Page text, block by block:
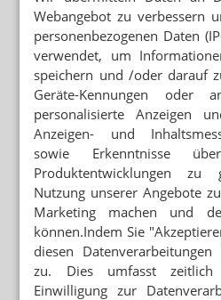
Webangebot zu verbessern
personenbezogenen Daten
verwendet, um
speichern und /oder darauf
Geräte-Kennungen oder
personalisierte Anzeigen
Anzeigen- und
sowie Erkenntnisse
Produktentwicklungen
Nutzung unserer Angebote
Marketing machen und
können.Indem Sie
diesen
zu. Dies umfasst
Einwilligung zur